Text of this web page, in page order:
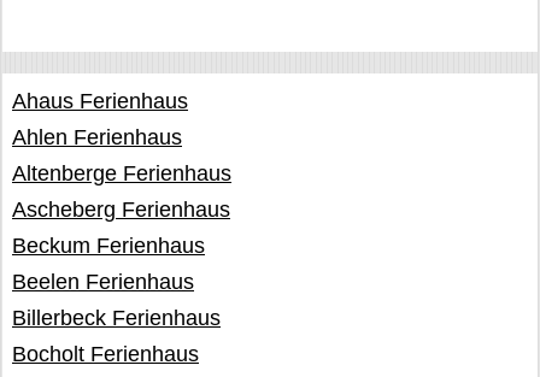
Ahaus Ferienhaus
Ahlen Ferienhaus
Altenberge Ferienhaus
Ascheberg Ferienhaus
Beckum Ferienhaus
Beelen Ferienhaus
Billerbeck Ferienhaus
Bocholt Ferienhaus